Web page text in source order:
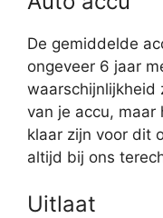
De gemiddelde
ongeveer 6 jaar
waarschijnlijkheid
van je accu, maar
klaar zijn voor dit
altijd bij ons
Uitlaat